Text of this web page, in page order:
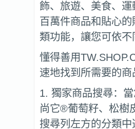
飾、旅遊、美食、
百萬件商品和貼心
類功能，讓您可依不
懂得善用
速地找到所需要的商
1. 獨家商品搜尋：
尚它®葡萄籽、松樹
搜尋列左方的分類